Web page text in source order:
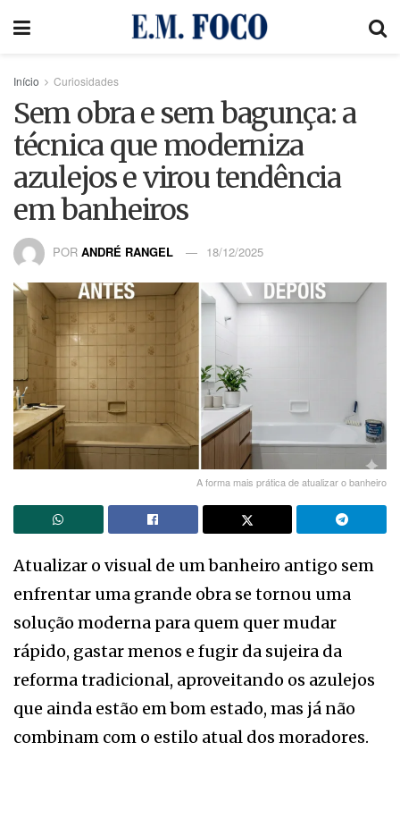
Início Curiosidades
Sem obra e sem bagunça: a
técnica que moderniza
azulejos e virou tendência
em banheiros
POR ANDRÉ RANGEL 18/12/2025
A forma mais prática de atualizar o banheiro
Atualizar o visual de um banheiro antigo sem
enfrentar uma grande obra se tornou uma
solução moderna para quem quer mudar
rápido, gastar menos e fugir da sujeira da
reforma tradicional, aproveitando os azulejos
que ainda estão em bom estado, mas já não
combinam com o estilo atual dos moradores.